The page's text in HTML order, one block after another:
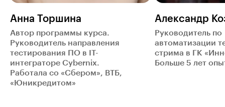
Анна Торшина
Автор программы курса.
Руководитель направления
тестирования ПО в IT-
интеграторе Cybernix.
Работала со «Сбером», ВТБ,
«Юникредитом»
Александр
Руководитель по
автоматизации
стрима в ГК
Больше 5 лет